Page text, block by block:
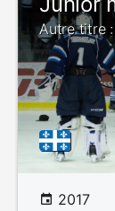
Autre titre
2017